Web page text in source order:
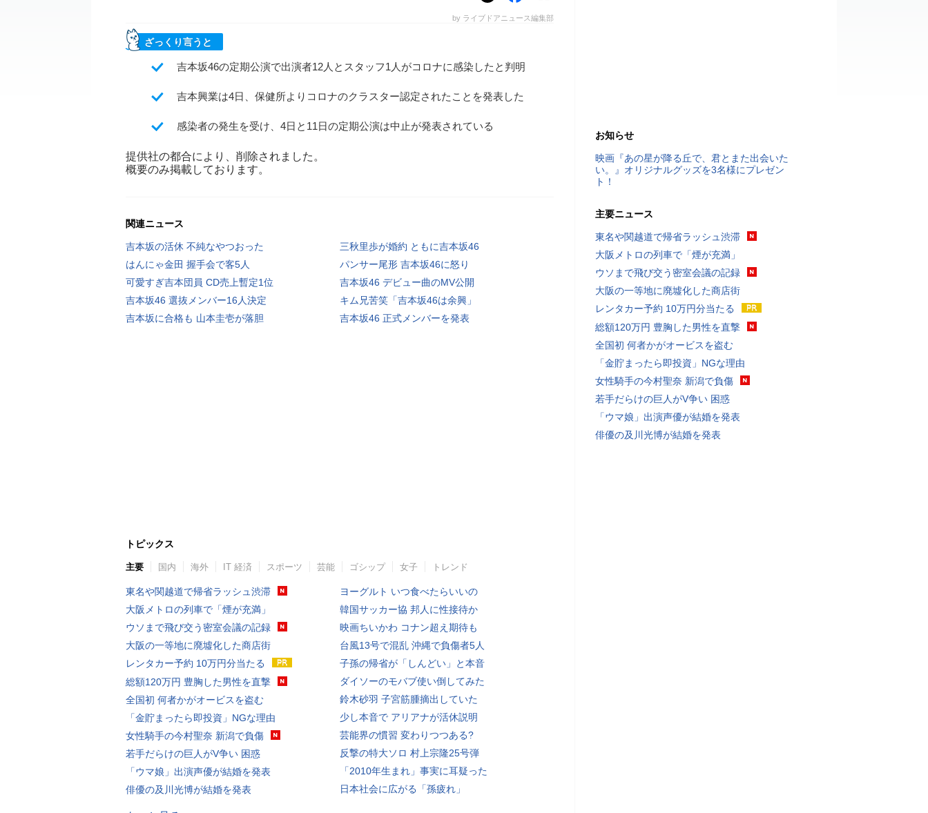
by ライブドアニュース編集部
ざっくり言うと
吉本坂46の定期公演で出演者12人とスタッフ1人がコロナに感染したと判明
吉本興業は4日、保健所よりコロナのクラスター認定されたことを発表した
感染者の発生を受け、4日と11日の定期公演は中止が発表されている
提供社の都合により、削除されました。
概要のみ掲載しております。
関連ニュース
吉本坂の活休 不純なやつおった
三秋里歩が婚約 ともに吉本坂46
はんにゃ金田 握手会で客5人
パンサー尾形 吉本坂46に怒り
可愛すぎ吉本団員 CD売上暫定1位
吉本坂46 デビュー曲のMV公開
吉本坂46 選抜メンバー16人決定
キム兄苦笑「吉本坂46は余興」
吉本坂に合格も 山本圭壱が落胆
吉本坂46 正式メンバーを発表
トピックス
主要 国内 海外 IT 経済 スポーツ 芸能 ゴシップ 女子 トレンド
東名や関越道で帰省ラッシュ渋滞
大阪メトロの列車で「煙が充満」
ウソまで飛び交う密室会議の記録
大阪の一等地に廃墟化した商店街
レンタカー予約 10万円分当たる
総額120万円 豊胸した男性を直撃
全国初 何者かがオービスを盗む
「金貯まったら即投資」NGな理由
女性騎手の今村聖奈 新潟で負傷
若手だらけの巨人がV争い 困惑
「ウマ娘」出演声優が結婚を発表
俳優の及川光博が結婚を発表
ヨーグルト いつ食べたらいいの
韓国サッカー協 邦人に性接待か
映画ちいかわ コナン超え期待も
台風13号で混乱 沖縄で負傷者5人
子孫の帰省が「しんどい」と本音
ダイソーのモバブ使い倒してみた
鈴木砂羽 子宮筋腫摘出していた
少し本音で アリアナが活休説明
芸能界の慣習 変わりつつある?
反撃の特大ソロ 村上宗隆25号弾
「2010年生まれ」事実に耳疑った
日本社会に広がる「孫疲れ」
お知らせ
映画『あの星が降る丘で、君とまた出会いた
い。』オリジナルグッズを3名様にプレゼン
ト！
主要ニュース
東名や関越道で帰省ラッシュ渋滞
大阪メトロの列車で「煙が充満」
ウソまで飛び交う密室会議の記録
大阪の一等地に廃墟化した商店街
レンタカー予約 10万円分当たる
総額120万円 豊胸した男性を直撃
全国初 何者かがオービスを盗む
「金貯まったら即投資」NGな理由
女性騎手の今村聖奈 新潟で負傷
若手だらけの巨人がV争い 困惑
「ウマ娘」出演声優が結婚を発表
俳優の及川光博が結婚を発表